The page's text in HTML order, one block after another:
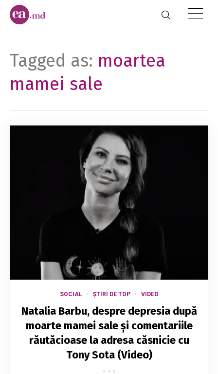
Tagged as: moartea
mamei sale
SOCIAL ȘTIRI DE TOP VIDEO
Natalia Barbu, despre depresia după
moarte mamei sale și comentariile
răutăcioase la adresa căsnicie cu
Tony Sota (Video)